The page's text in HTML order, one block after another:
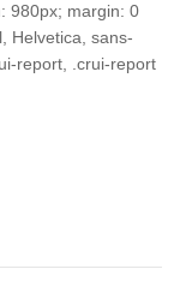
980px; margin: 0
Helvetica, sans-
report, .crui-report